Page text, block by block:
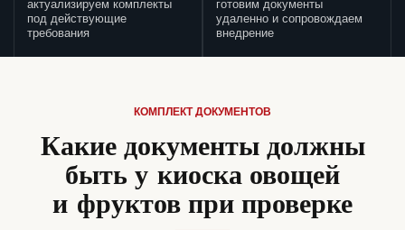
актуализируем комплекты
под действующие
требования
готовим документы
удаленно и сопровождаем
внедрение
КОМПЛЕКТ ДОКУМЕНТОВ
Какие документы должны
быть у киоска овощей
и фруктов при проверке